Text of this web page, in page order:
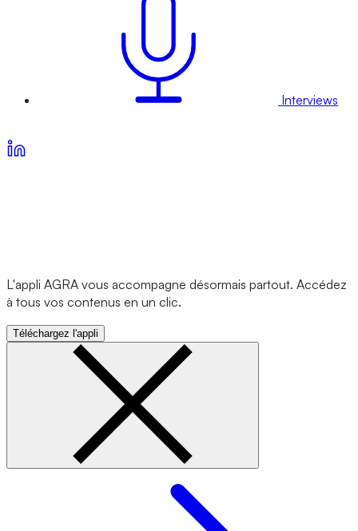
Interviews
L'appli AGRA vous accompagne désormais partout. Accédez
à tous vos contenus en un clic.
Téléchargez l'appli